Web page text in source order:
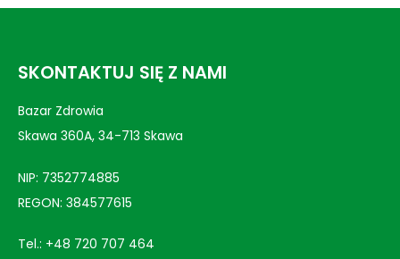
SKONTAKTUJ SIĘ Z NAMI
Bazar Zdrowia
Skawa 360A, 34-713 Skawa
NIP: 7352774885
REGON: 384577615
Tel.: +48 720 707 464